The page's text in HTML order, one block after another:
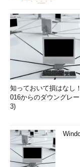
知っておいて損はなし
016からのダウングレ
3)